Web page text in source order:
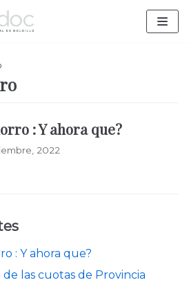
: Y ahora que?
2022
: Y ahora que?
las cuotas de Provincia